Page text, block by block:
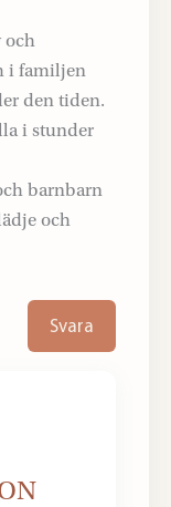
och
i familjen
den tiden.
i stunder
barnbarn
och
Svara